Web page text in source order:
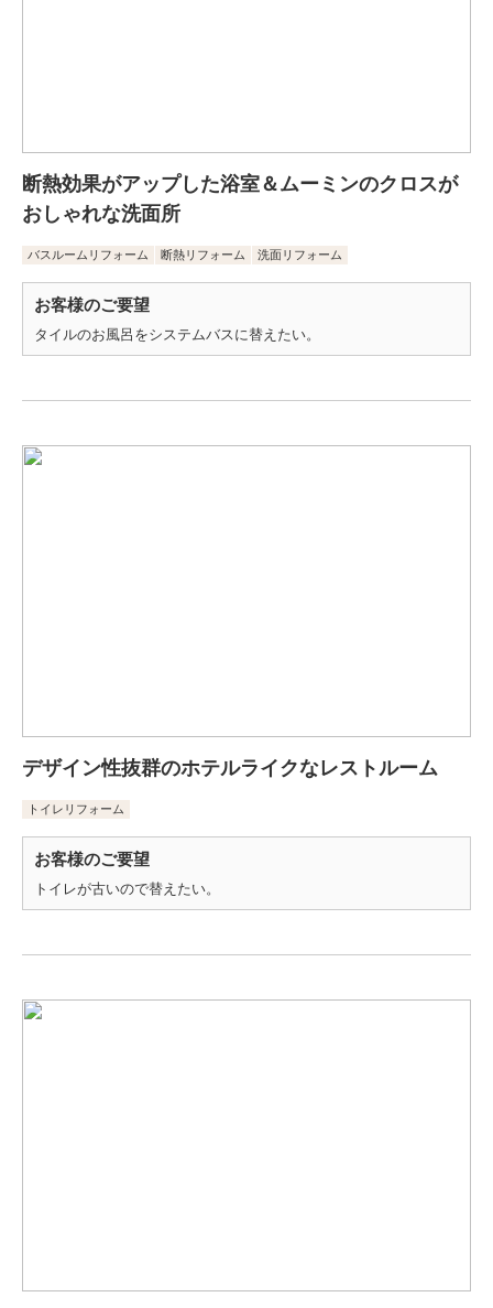
断熱効果がアップした浴室＆ムーミンのクロスが
おしゃれな洗面所
バスルームリフォーム 断熱リフォーム 洗面リフォーム
お客様のご要望
タイルのお風呂をシステムバスに替えたい。
デザイン性抜群のホテルライクなレストルーム
トイレリフォーム
お客様のご要望
トイレが古いので替えたい。